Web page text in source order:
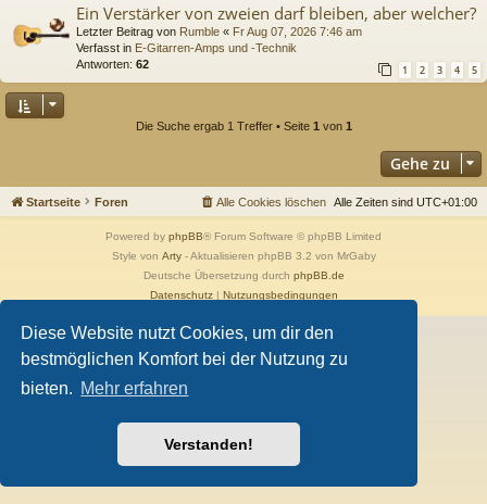
Diese Website nutzt Cookies, um dir den
bestmöglichen Komfort bei der Nutzung zu
bieten. Mehr erfahren
Verstanden!
Ein Verstärker von zweien darf bleiben, aber welcher?
Letzter Beitrag von Rumble « Fr Aug 07, 2026 7:46 am
Verfasst in E-Gitarren-Amps und -Technik
Antworten: 62 1 2 3 4 5
Die Suche ergab 1 Treffer • Seite 1 von 1
Gehe zu
Startseite Foren Alle Zeiten sind UTC+01:00
Alle Cookies löschen
Powered by phpBB® Forum Software © phpBB Limited
Style von Arty- Aktualisieren phpBB 3.2 von MrGaby
Deutsche Übersetzung durch phpBB.de
Datenschutz| Nutzungsbedingungen